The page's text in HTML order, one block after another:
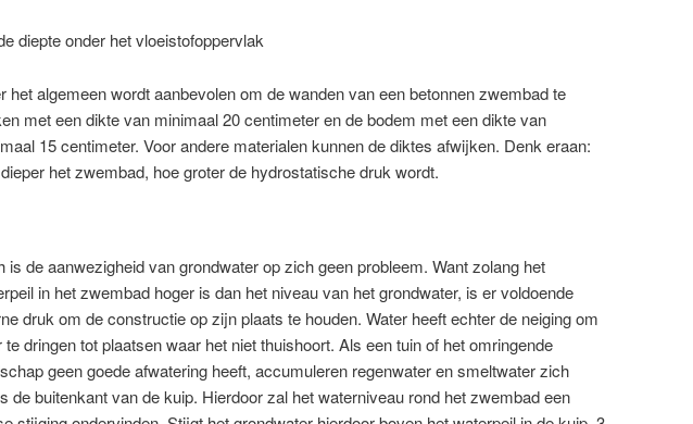
diepte onder het vloeistofoppervlak
het algemeen wordt aanbevolen om de wanden van een betonnen zwembad te
met een dikte van minimaal 20 centimeter en de bodem met een dikte van
15 centimeter. Voor andere materialen kunnen de diktes afwijken. Denk eraan:
het zwembad, hoe groter de hydrostatische druk wordt.
is de aanwezigheid van grondwater op zich geen probleem. Want zolang het
in het zwembad hoger is dan het niveau van het grondwater, is er voldoende
druk om de constructie op zijn plaats te houden. Water heeft echter de neiging om
te dringen tot plaatsen waar het niet thuishoort. Als een tuin of het omringende
geen goede afwatering heeft, accumuleren regenwater en smeltwater zich
de buitenkant van de kuip. Hierdoor zal het waterniveau rond het zwembad een